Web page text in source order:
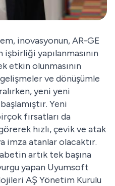
inovasyonun, AR-GE
işbirliği yapılanmasının
etkin olunmasının
ve dönüşümle
yeni yeni
Yeni
fırsatları da
hızlı, çevik ve atak
imza atanlar olacaktır.
artık tek başına
yapan Uyumsoft
AŞ Yönetim Kurulu